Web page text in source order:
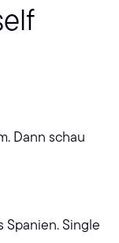
Dann schau
Spanien. Single